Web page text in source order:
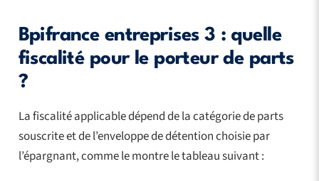
Bpifrance entreprises 3 : quelle
fiscalité pour le porteur de parts
?
La fiscalité applicable dépend de la catégorie de parts
souscrite et de l’enveloppe de détention choisie par
l’épargnant, comme le montre le tableau suivant :